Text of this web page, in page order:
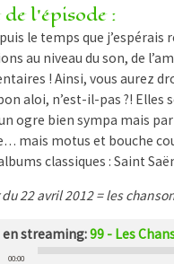
de l'épisode :
le temps que
au niveau du son, de
! Ainsi, vous aurez
aloi, n’est-il-pas ?!
ogre bien sympa mais
mais motus et bouche
classiques : Saint
du 22 avril 2012 = les
en streaming:99 - Les
00:00